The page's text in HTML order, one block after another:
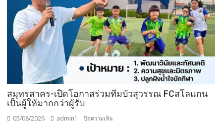
วัน
ที่มา
พร้อม
ล็อบสเตอร์
ภูเก็ต
ย่าง
รส
ณ
สมุทรสาคร-เปิดโอกาสร่วมทีมบัวสุวรรณ FCสโลแกน
เป็นผู้ให้มากกว่าผู้รับ
05/08/2026 admin1 ปิดความเห็น